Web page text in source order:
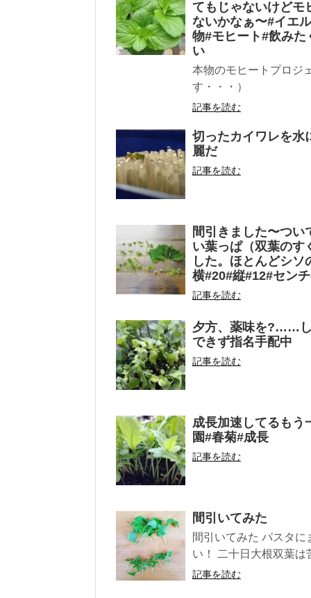
てもじゃないけど
ないかなぁ〜#イエ
物#モヒート#飲み
い
本物のモヒートプロジ
す・・・）
記事を読む
切ったカイワレを水
麗だ
記事を読む
間引きました〜つ
い葉っぱ（双葉のす
した。ほとんどシ
横#20#縦#12#セン
記事を読む
夕方、薬味を?……し
できず指名手配中
記事を読む
成長加速してるもう
園#春菊#成長
記事を読む
間引いてみた
間引いてみた パスタ
い！ 二十日大根双葉は
記事を読む